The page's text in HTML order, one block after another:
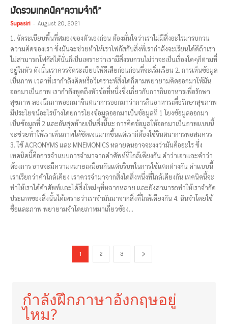
มัดรวมเทคนิค“ความจำดี”
Supasiri - August 20, 2021
1. จัดระเบียบพื้นที่สมองของตัวเองก่อน ต้องมั่นใจว่าเราไม่มีสิ่งอะไรมารบกวน
ความคิดของเรา ซึ่งมันจะช่วยทำให้เราโฟกัสกับสิ่งที่เรากำลังจะเรียนได้ดีถ้าเรา
ไม่สามารถโฟกัสได้นั่นก็เป็นเพราะว่าเรามีสิ่งรบกวนไม่ว่าจะเป็นเรื่องใดๆก็ตามที่
อยู่ในหัว ดังนั้นเราควรจัดระเบียบให้ดีเสียก่อนก่อนที่จะเริ่มเรียน 2. การเห็นข้อมูล
เป็นภาพ เวลาที่เรากำลังคิดหรือวิเคราะห์สิ่งใดก็ตามพยายามคิดออกมาให้มัน
ออกมาเป็นภาพ เรากำลังพูดถึงหัวข้อที่หนึ่งซึ่งเกี่ยวกับการกินอาหารเพื่อรักษา
สุขภาพ ลองนึกภาพออกมาจินตนาการออกมาว่าการกินอาหารเพื่อรักษาสุขภาพ
มีประโยชน์อะไรบ้างโดยการโยงข้อมูลออกมาเป็นข้อมูลที่ 1 โยงข้อมูลออกมา
เป็นข้อมูลที่ 2 และอันสุดท้ายเป็นสิ่งนี้นะ การคิดข้อมูลให้ออกมาเป็นภาพแบบนี้
จะช่วยทำให้เราเห็นภาพได้ชัดเจนมากขึ้นแต่เราก็ต้องใช้จินตนาการพอสมควร
3. ใช้ ACRONYMS และ MNEMONICS หลายคนอาจจะงงว่ามันคืออะไร ซึ่ง
เทคนิคนี้คือการจำแบบการจำมาจากคำศัพท์ที่ใกล้เคียงกัน คำว่าเอาและคำว่า
ต้องการ อาจจะมีความหมายเหมือนกันแต่บริบทในการใช้แตกต่างกัน คำแบบนี้
เราเรียกว่าคำใกล้เคียง เราควรจำมาจากสิ่งใดสิ่งหนึ่งที่ใกล้เคียงกัน เทคนิคนี้จะ
ทำให้เราได้คำศัพท์และได้สิ่งใหม่ๆที่หลากหลาย และยังสามารถทำให้เราจำกัด
ประเภทของสิ่งนั้นได้เพราะว่าเราจำมันมาจากสิ่งที่ใกล้เคียงกัน 4. ฉันจำโดยใช้
ชื่อและภาพ พยายามจำโดยภาพมาเกี่ยวข้อง...
1 2 3
กำลังฝึกภาษาอังกฤษอยู่
ไหม?